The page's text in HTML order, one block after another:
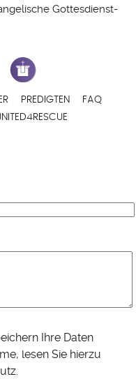
Gottesdienst-
PREDIGTEN
FAQ
Ihre Daten
lesen Sie hierzu
.